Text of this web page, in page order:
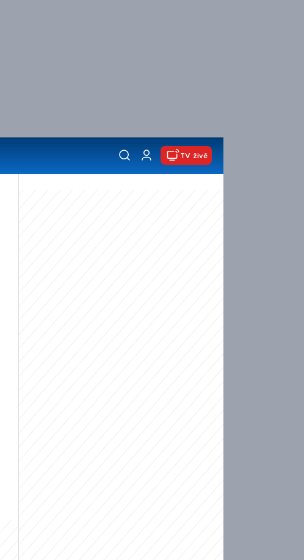
TV živě